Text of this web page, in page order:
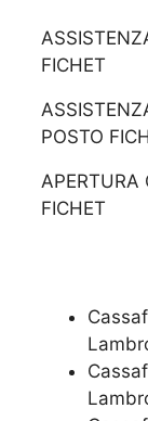
FICHET
POSTO
APERTURA
FICHET